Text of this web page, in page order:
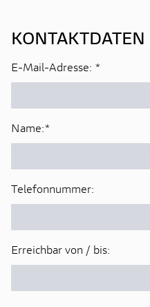
KONTAKTDATEN
E-Mail-Adresse: *
Name:*
Telefonnummer:
Erreichbar von / bis: